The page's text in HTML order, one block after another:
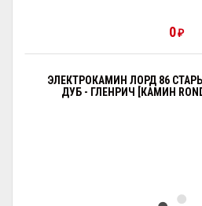
0₽
ЭЛЕКТРОКАМИН ЛОРД 86
ДУБ - ГЛЕНРИЧ [КАМИН